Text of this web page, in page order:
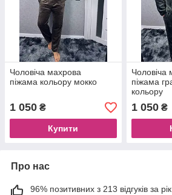
Чоловіча махрова
піжама кольору мокко
1 050 ₴
Купити
Чоловіча
піжама
кольору
1 050₴
Про нас
96% позитивних з 213 відгуків за рік